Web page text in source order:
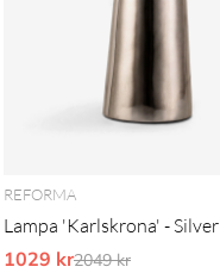
REFORMA
Lampa 'Karlskrona' - Silver
1029 krOrdinarie pris:
2049 kr